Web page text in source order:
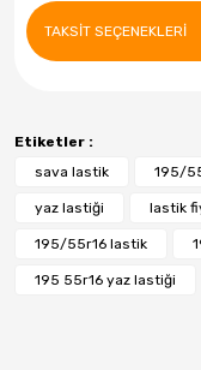
TAKSIT SEÇENEKLERI
Etiketler :
sava lastik
195/
yaz lastiği lastik
195/55r16 lastik
195 55r16 yaz lastiği